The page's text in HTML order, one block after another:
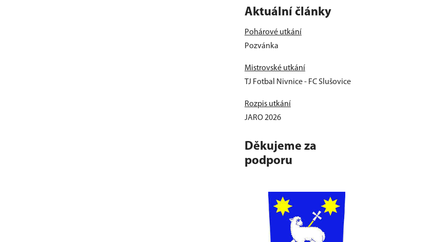
Aktuální články
Pohárové utkání
Pozvánka
Mistrovské utkání
TJ Fotbal Nivnice - FC Slušovice
Rozpis utkání
JARO 2026
Děkujeme za
podporu